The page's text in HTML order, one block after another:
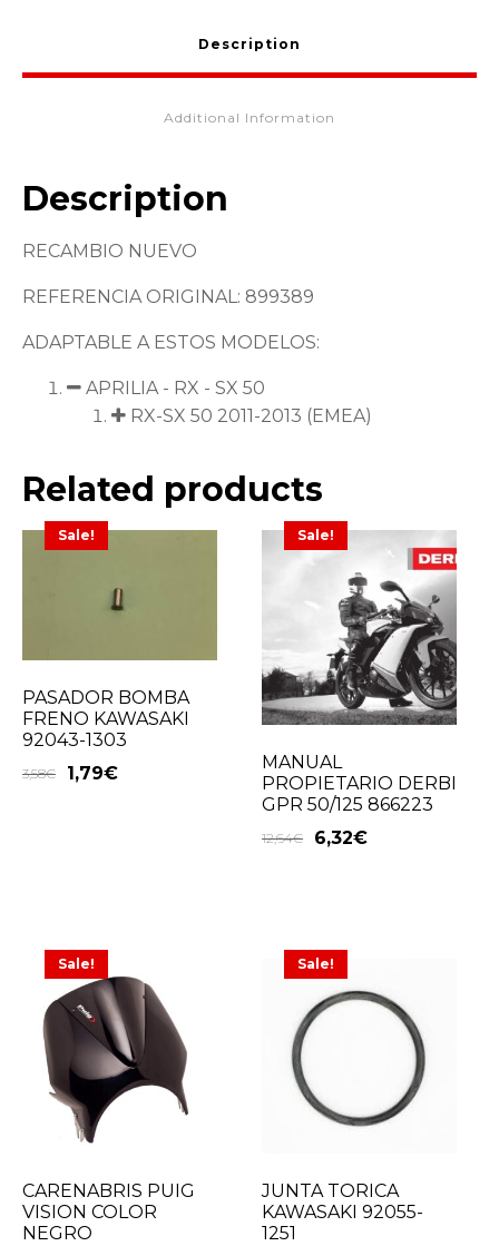
Description
Additional Information
Description
RECAMBIO NUEVO
REFERENCIA ORIGINAL: 899389
ADAPTABLE A ESTOS MODELOS:
APRILIA - RX - SX 50
RX-SX 50 2011-2013 (EMEA)
Related products
Sale!
PASADOR BOMBA
FRENO KAWASAKI
92043-1303
3,58€ 1,79€
Sale!
MANUAL
PROPIETARIO DERBI
GPR 50/125 866223
12,64€ 6,32€
Sale!
CARENABRIS PUIG
VISION COLOR
NEGRO
Sale!
JUNTA TORICA
KAWASAKI 92055-
1251